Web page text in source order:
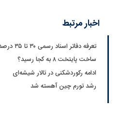
اخبار مرتبط
تعرفه دفاتر اسناد رسمی ۳۰ تا ۳۵ درصد گران شد
ساخت پایتخت ۸ به کجا رسید؟
ادامه رکوردشکنی در تالار شیشه‌ای
رشد تورم چین آهسته شد